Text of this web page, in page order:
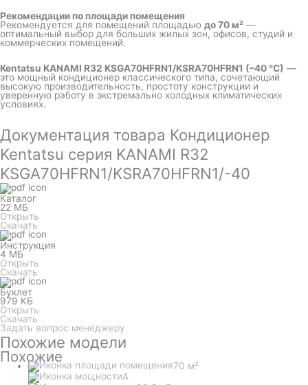
Рекомендации по площади помещения
Рекомендуется для помещений площадью до 70 м² —
оптимальный выбор для больших жилых зон, офисов, студий и
коммерческих помещений.
Kentatsu KANAMI R32 KSGA70HFRN1/KSRA70HFRN1 (–40 °C) —
это мощный кондиционер классического типа, сочетающий
высокую производительность, простоту конструкции и
уверенную работу в экстремально холодных климатических
условиях.
Документация товара Кондиционер
Kentatsu серия KANAMI R32
KSGA70HFRN1/KSRA70HFRN1/-40
Каталог
22 МБ
Открыть
Скачать
Инструкция
4 МБ
Открыть
Скачать
Буклет
979 КБ
Открыть
Скачать
Задать вопрос менеджеру
Похожие модели
Похожие
70 м²
A